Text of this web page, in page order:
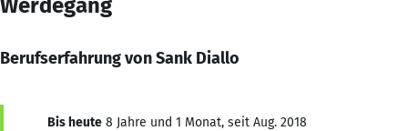
Berufserfahrung von Sank Diallo
Bis heute 8 Jahre und 1 Monat, seit Aug. 2018